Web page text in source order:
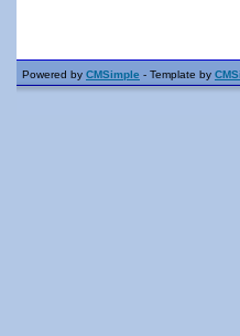
Powered by CMSimple - Template by